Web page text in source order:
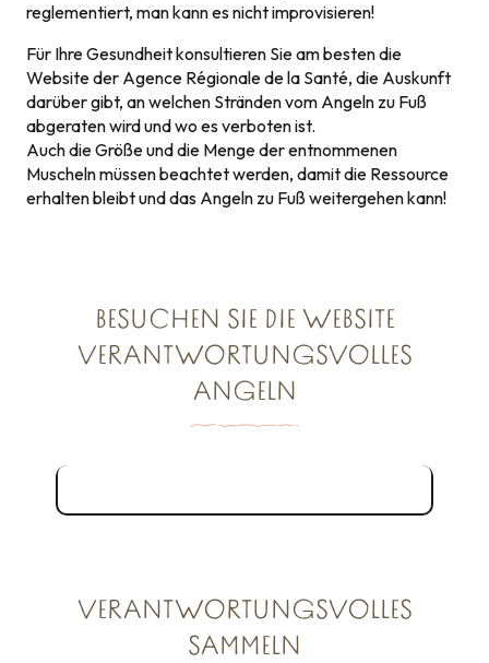
reglementiert, man kann es nicht improvisieren!
Für Ihre Gesundheit konsultieren Sie am besten die
Website der Agence Régionale de la Santé, die Auskunft
darüber gibt, an welchen Stränden vom Angeln zu Fuß
abgeraten wird und wo es verboten ist.
Auch die Größe und die Menge der entnommenen
Muscheln müssen beachtet werden, damit die Ressource
erhalten bleibt und das Angeln zu Fuß weitergehen kann!
BESUCHEN SIE DIE WEBSITE
VERANTWORTUNGSVOLLES
ANGELN
VERANTWORTUNGSVOLLES
SAMMELN